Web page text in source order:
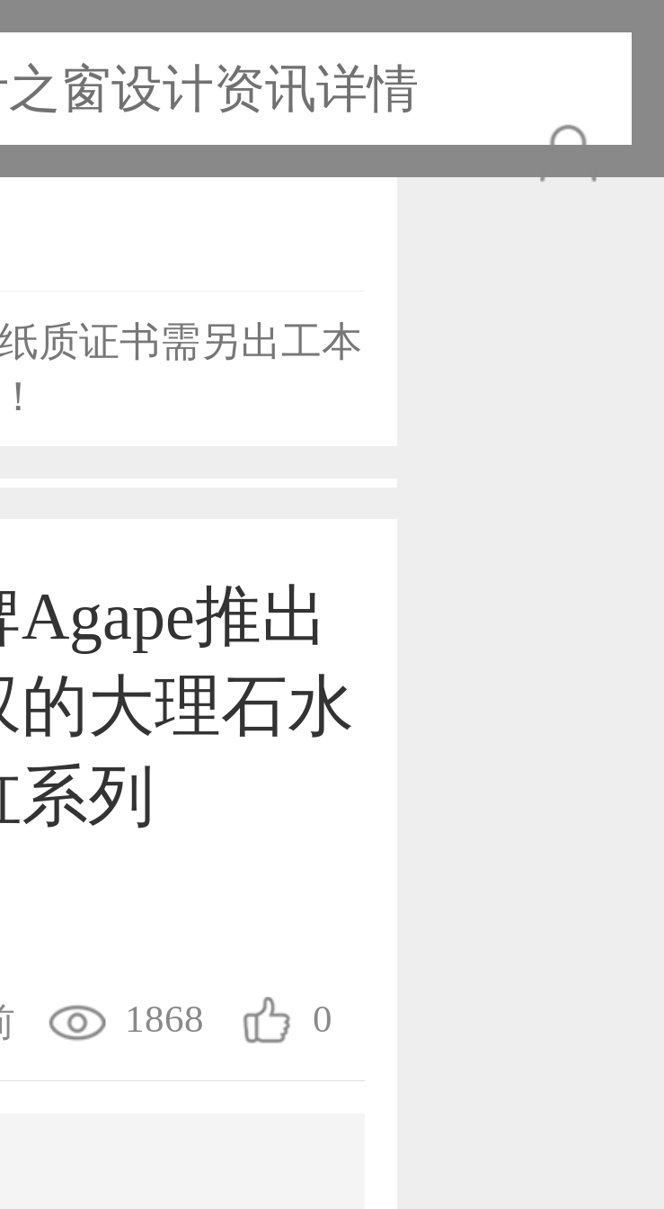
窗设计资讯详情
用户作品已成功备案！
用户作品已成功备案！
用户作品已成功备案！
用户作品已成功备案！
用户作品已成功备案！
质证书需另出工本
推出
的大理石水
列
1868 0